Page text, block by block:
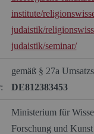
institute/
judaistik/
judaistik/seminar/
gemäß § 27a
DE812383453
Ministerium für
Forschung und